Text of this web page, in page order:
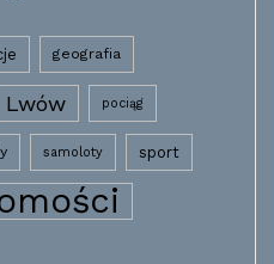
geografia
Lwów pociąg
samoloty sport